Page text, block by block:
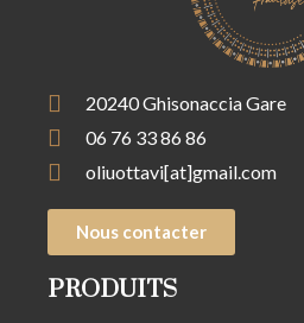
20240 Ghisonaccia Gare
06 76 33 86 86
oliuottavi[at]gmail.com
Nous contacter
PRODUITS